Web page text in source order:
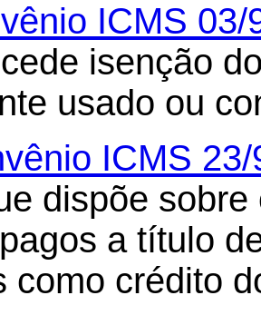
ICMS
isenção
usado ou
ICMS
dispõe
a título
como crédito